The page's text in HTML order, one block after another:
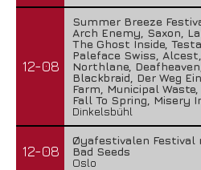
12-08
Summer Breeze
Arch Enemy, Saxon,
The Ghost Inside,
Paleface Swiss,
Northlane,
Blackbraid, Der Weg
Farm, Municipal
Fall To Spring, Misery
Dinkelsbühl
12-08
Øyafestivalen Festival
Bad Seeds
Oslo